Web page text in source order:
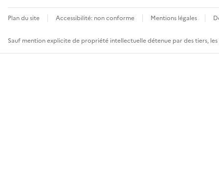
Plan du site Accessibilité: non conforme Mentions légales
Sauf mention explicite de propriété intellectuelle détenue par des tiers,